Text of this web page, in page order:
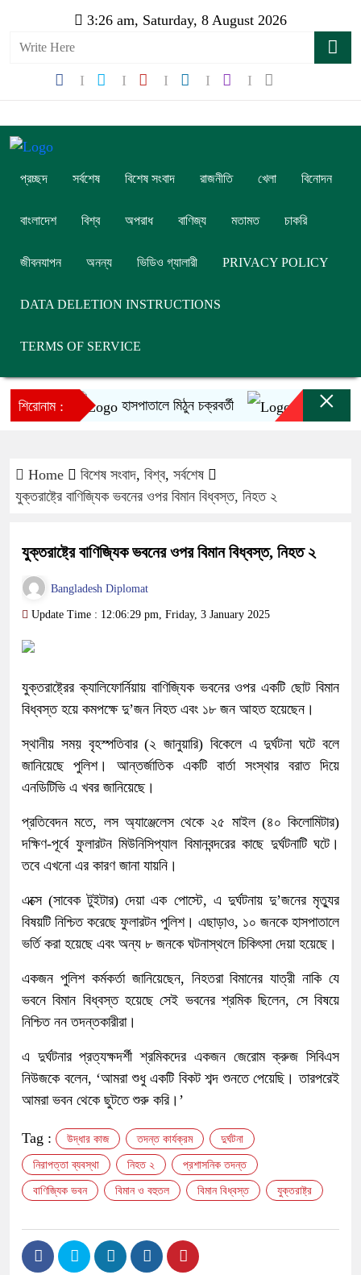
3:26 am, Saturday, 8 August 2026
প্রচ্ছদ সর্বশেষ বিশেষ সংবাদ রাজনীতি খেলা বিনোদন
বাংলাদেশ বিশ্ব অপরাধ বাণিজ্য মতামত চাকরি
জীবনযাপন অনন্য ভিডিও গ্যালারী PRIVACY POLICY
DATA DELETION INSTRUCTIONS
TERMS OF SERVICE
শিরোনাম : হাসপাতালে মিঠুন চক্রবর্তী ইনফান্তিনোর
×
Home বিশেষ সংবাদ, বিশ্ব, সর্বশেষ
যুক্তরাষ্ট্রে বাণিজ্যিক ভবনের ওপর বিমান বিধ্বস্ত, নিহত ২
যুক্তরাষ্ট্রে বাণিজ্যিক ভবনের ওপর বিমান বিধ্বস্ত, নিহত ২
Bangladesh Diplomat
Update Time : 12:06:29 pm, Friday, 3 January 2025
যুক্তরাষ্ট্রের ক্যালিফোর্নিয়ায় বাণিজ্যিক ভবনের ওপর একটি ছোট বিমান
বিধ্বস্ত হয়ে কমপক্ষে দু’জন নিহত এবং ১৮ জন আহত হয়েছেন।
স্থানীয় সময় বৃহস্পতিবার (২ জানুয়ারি) বিকেলে এ দুর্ঘটনা ঘটে বলে
জানিয়েছে পুলিশ। আন্তর্জাতিক একটি বার্তা সংস্থার বরাত দিয়ে
এনডিটিভি এ খবর জানিয়েছে।
প্রতিবেদন মতে, লস অ্যাঞ্জেলেস থেকে ২৫ মাইল (৪০ কিলোমিটার)
দক্ষিণ-পূর্বে ফুলারটন মিউনিসিপ্যাল বিমানবন্দরের কাছে দুর্ঘটনাটি ঘটে।
তবে এখনো এর কারণ জানা যায়নি।
এক্সে (সাবেক টুইটার) দেয়া এক পোস্টে, এ দুর্ঘটনায় দু’জনের মৃত্যুর
বিষয়টি নিশ্চিত করেছে ফুলারটন পুলিশ। এছাড়াও, ১০ জনকে হাসপাতালে
ভর্তি করা হয়েছে এবং অন্য ৮ জনকে ঘটনাস্থলে চিকিৎসা দেয়া হয়েছে।
একজন পুলিশ কর্মকর্তা জানিয়েছেন, নিহতরা বিমানের যাত্রী নাকি যে
ভবনে বিমান বিধ্বস্ত হয়েছে সেই ভবনের শ্রমিক ছিলেন, সে বিষয়ে
নিশ্চিত নন তদন্তকারীরা।
এ দুর্ঘটনার প্রত্যক্ষদর্শী শ্রমিকদের একজন জেরোম ক্রুজ সিবিএস
নিউজকে বলেন, ‘আমরা শুধু একটি বিকট শব্দ শুনতে পেয়েছি। তারপরেই
আমরা ভবন থেকে ছুটতে শুরু করি।’
Tag : উদ্ধার কাজ তদন্ত কার্যক্রম দুর্ঘটনা
নিরাপত্তা ব্যবস্থা নিহত ২ প্রশাসনিক তদন্ত
বাণিজ্যিক ভবন বিমান ও বহুতল বিমান বিধ্বস্ত যুক্তরাষ্ট্র